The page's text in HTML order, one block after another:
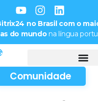
no Brasil com o
do mundona língua
Comunidade